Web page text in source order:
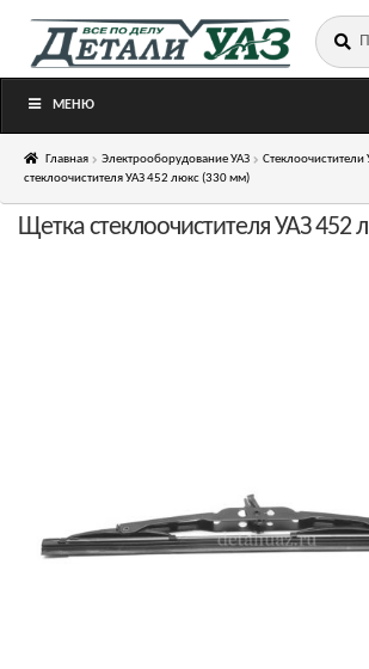
Перейти
Перейти
Искать:
МЕНЮ
Главная Электрооборудование УАЗ Стеклоочистители
стеклоочистителя УАЗ 452 люкс (330 мм)
Щетка стеклоочистителя УАЗ 452